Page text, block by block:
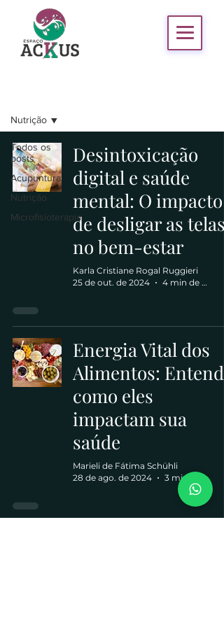
Todos os
posts
Acupuntura
Nutrição
Microfisioterapia
Nutrição
Desintoxicação
digital e saúde
mental: O impacto
de desligar as telas
no bem-estar
Karla Cristiane Rogal Ruggieri
25 de out. de 2024
4 min de leitura
Energia Vital dos
Alimentos: Entenda
como eles
impactam sua
saúde
Marieli de Fátima Schühli
28 de ago. de 2024
3 min de leitura